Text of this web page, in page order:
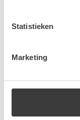
Statistieken
Marketing